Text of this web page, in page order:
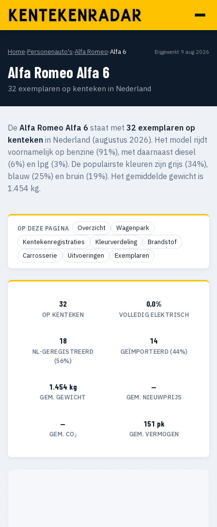
Home›Personenauto's›Alfa Romeo›Alfa 6 Bijgewerkt 9 aug 2026
Alfa Romeo Alfa 6
32 exemplaren op kenteken in Nederland
De Alfa Romeo Alfa 6 staat met 32 exemplaren op
kenteken in Nederland (augustus 2026). Het model rijdt
voornamelijk op benzine (91%), met daarnaast diesel
(6%) en lpg (3%). De populairste kleuren zijn grijs (34%),
blauw (25%) en bruin (19%). Het gemiddelde gewicht is
1.454 kg.
OP DEZE PAGINA Overzicht
Wagenpark
Kentekenregistraties
Kleurverdeling
Brandstof
Carrosserie
Uitvoeringen Exemplaren
32
OP KENTEKEN
0,0%
VOLLEDIG ELEKTRISCH
18
NL-GEREGISTREERD
(56%)
14
GEÏMPORTEERD (44%)
1.454 kg
GEM. GEWICHT
—
GEM. NIEUWPRIJS
—
GEM. CO₂
151 pk
GEM. VERMOGEN